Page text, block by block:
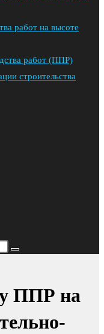
работ на высоте
работ (ППР)
строительства
ППР на